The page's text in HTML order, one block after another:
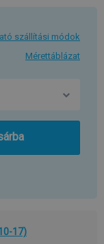
szállítási módok
Mérettáblázat
17)